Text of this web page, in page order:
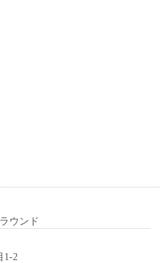
ウンド
1-2